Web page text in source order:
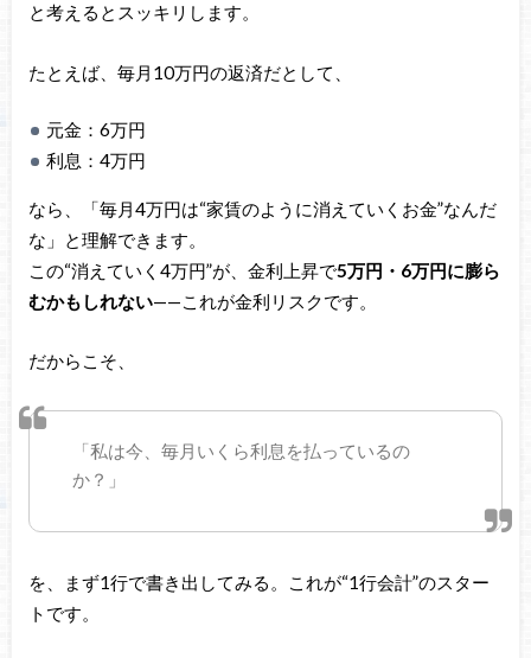
と考えるとスッキリします。
たとえば、毎月10万円の返済だとして、
元金：6万円
利息：4万円
なら、「毎月4万円は“家賃のように消えていくお金”なんだ
な」と理解できます。
この“消えていく4万円”が、金利上昇で5万円・6万円に膨ら
むかもしれない——これが金利リスクです。
だからこそ、
「私は今、毎月いくら利息を払っているの
か？」
を、まず1行で書き出してみる。これが“1行会計”のスター
トです。